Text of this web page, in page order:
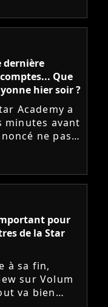
dernière
Que
hier soir ?
Academy a
minutes avant
ne pas
des
pour
de la Star
à sa fin,
sur Volum
va bien